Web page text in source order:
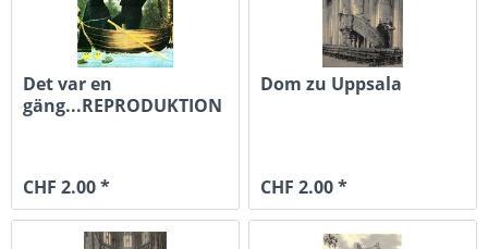
Det var en
gäng...REPRODUKTION
CHF 2.00 *
Dom zu Uppsala
CHF 2.00 *